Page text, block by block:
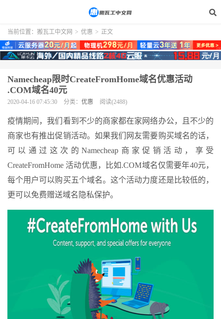
当前位置： 搬瓦工中文网 > 优惠 > 正文
Namecheap限时CreateFromHome域名优惠活动
.COM域名40元
2020-04-16 07:45:30 分类： 优惠 阅读(2488)
疫情期间，我们看到不少的商家都在家网络办公，且不少的
商家也有推出促销活动。如果我们网友需要购买域名的话，
可以通过这次的Namecheap商家促销活动，享受
CreateFromHome 活动优惠，比如.COM域名仅需要年40元，
每个用户可以购买五个域名。这个活动力度还是比较低的，
更可以免费赠送域名隐私保护。